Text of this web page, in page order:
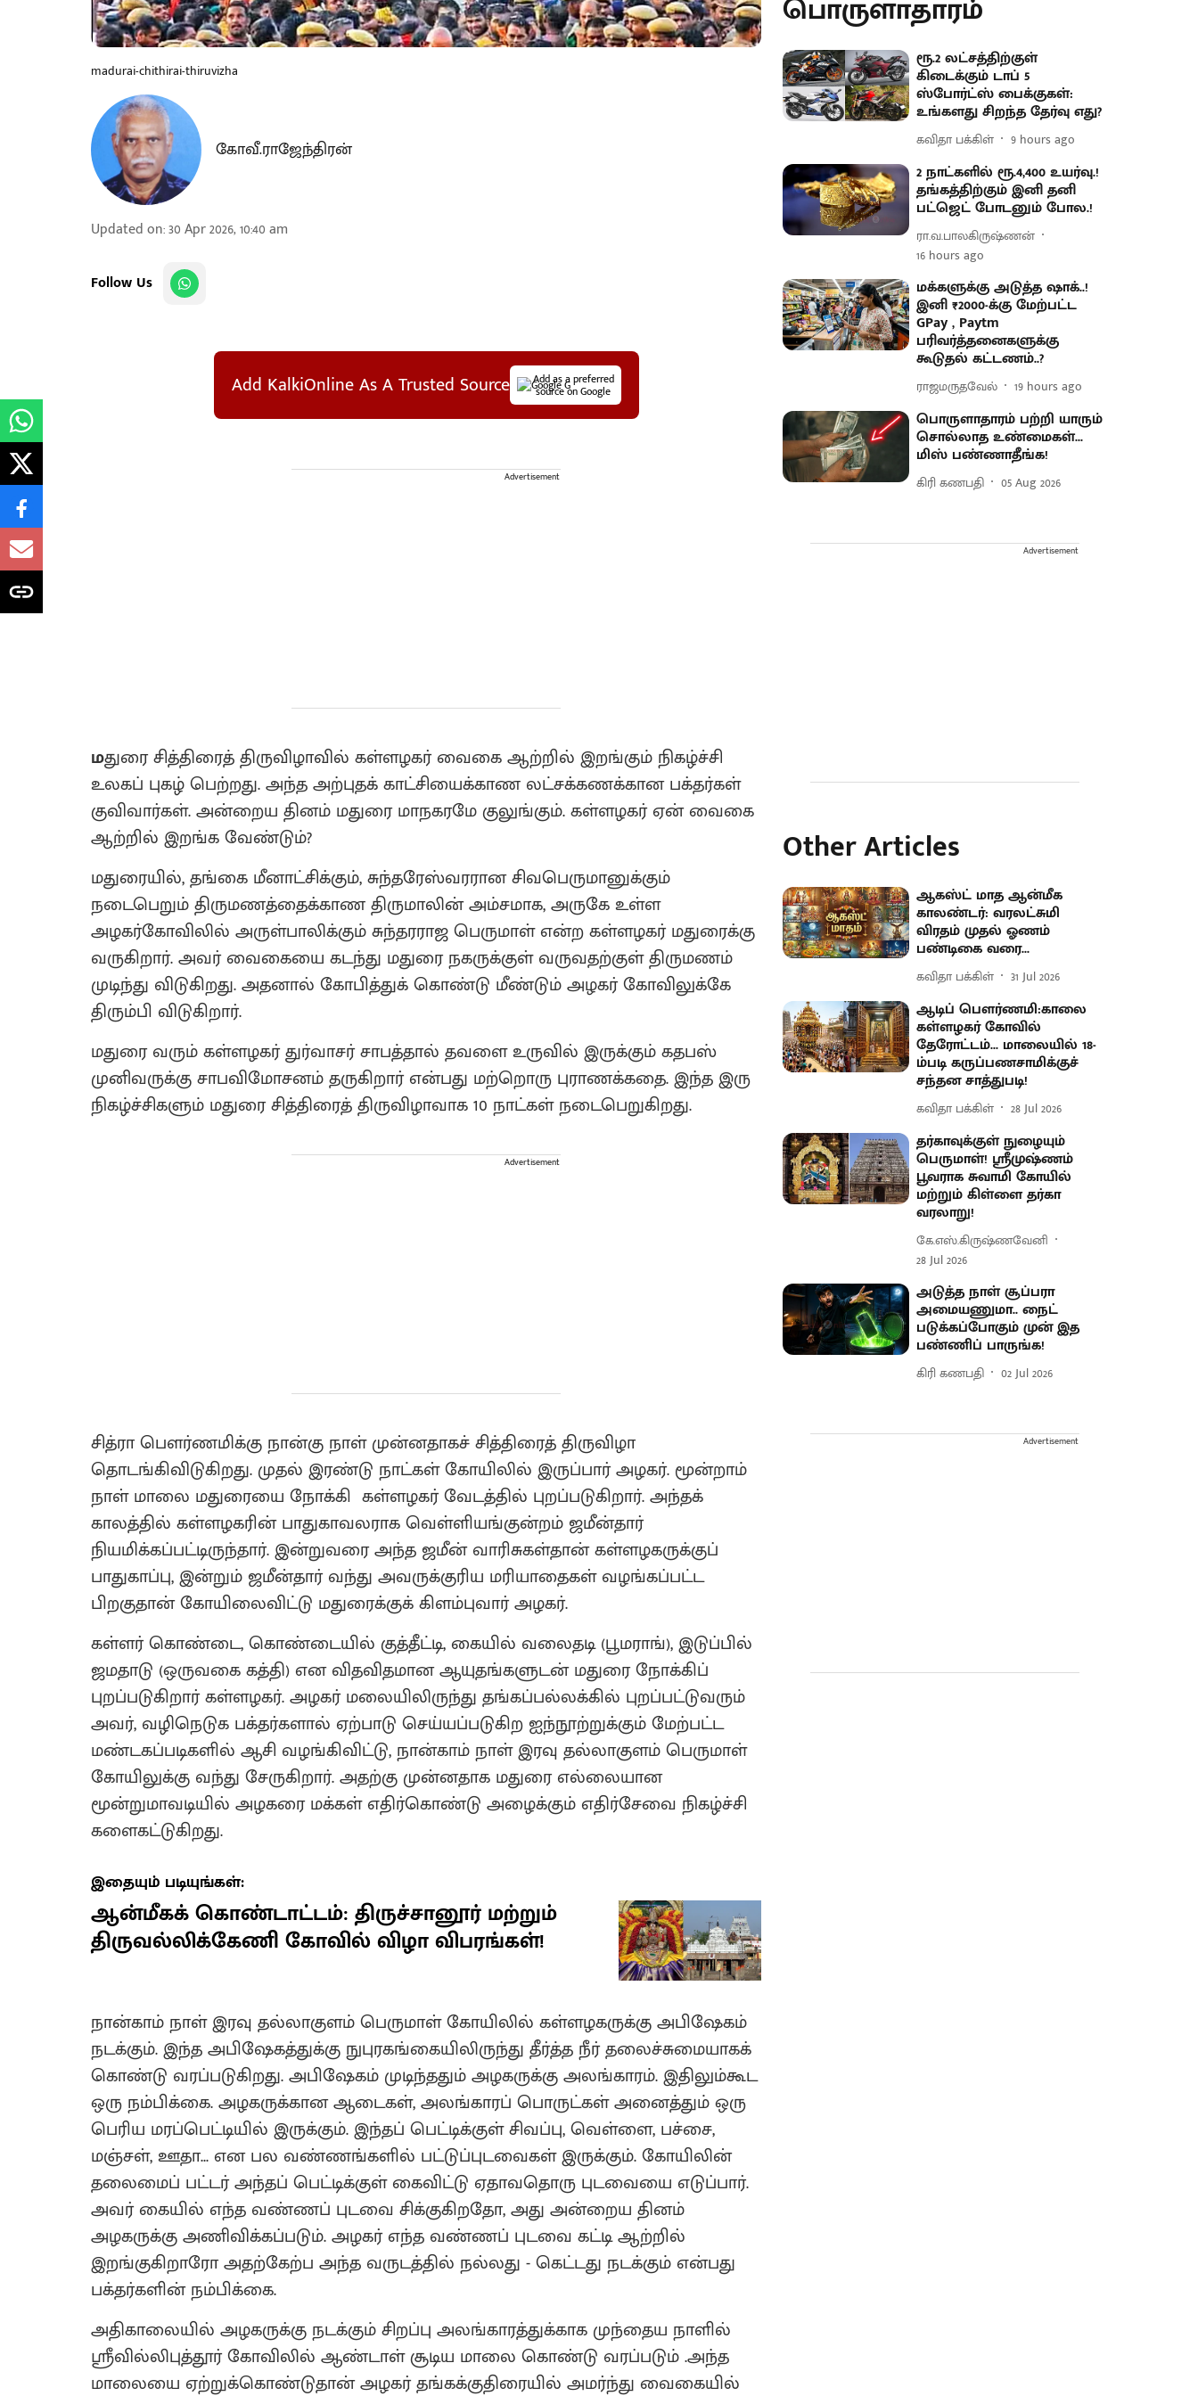
madurai-chithirai-thiruvizha
கோவீ.ராஜேந்திரன்
Updated on:30 Apr 2026, 10:40 am
Follow Us
Add KalkiOnline As A Trusted Source Add as a preferred
source on Google
Advertisement
மதுரை சித்திரைத் திருவிழாவில் கள்ளழகர் வைகை ஆற்றில் இறங்கும் நிகழ்ச்சி
உலகப் புகழ் பெற்றது. அந்த அற்புதக் காட்சியைக்காண லட்சக்கணக்கான பக்தர்கள்
குவிவார்கள். அன்றைய தினம் மதுரை மாநகரமே குலுங்கும். கள்ளழகர் ஏன் வைகை
ஆற்றில் இறங்க வேண்டும்?
மதுரையில், தங்கை மீனாட்சிக்கும், சுந்தரேஸ்வரரான சிவபெருமானுக்கும்
நடைபெறும் திருமணத்தைக்காண திருமாலின் அம்சமாக, அருகே உள்ள
அழகர்கோவிலில் அருள்பாலிக்கும் சுந்தரராஜ பெருமாள் என்ற கள்ளழகர் மதுரைக்கு
வருகிறார். அவர் வைகையை கடந்து மதுரை நகருக்குள் வருவதற்குள் திருமணம்
முடிந்து விடுகிறது. அதனால் கோபித்துக் கொண்டு மீண்டும் அழகர் கோவிலுக்கே
திரும்பி விடுகிறார்.
மதுரை வரும் கள்ளழகர் துர்வாசர் சாபத்தால் தவளை உருவில் இருக்கும் கதபஸ்
முனிவருக்கு சாபவிமோசனம் தருகிறார் என்பது மற்றொரு புராணக்கதை. இந்த இரு
நிகழ்ச்சிகளும் மதுரை சித்திரைத் திருவிழாவாக 10 நாட்கள் நடைபெறுகிறது.
Advertisement
சித்ரா பௌர்ணமிக்கு நான்கு நாள் முன்னதாகச் சித்திரைத் திருவிழா
தொடங்கிவிடுகிறது. முதல் இரண்டு நாட்கள் கோயிலில் இருப்பார் அழகர். மூன்றாம்
நாள் மாலை மதுரையை நோக்கி கள்ளழகர் வேடத்தில் புறப்படுகிறார். அந்தக்
காலத்தில் கள்ளழகரின் பாதுகாவலராக வெள்ளியங்குன்றம் ஜமீன்தார்
நியமிக்கப்பட்டிருந்தார். இன்றுவரை அந்த ஜமீன் வாரிசுகள்தான் கள்ளழகருக்குப்
பாதுகாப்பு, இன்றும் ஜமீன்தார் வந்து அவருக்குரிய மரியாதைகள் வழங்கப்பட்ட
பிறகுதான் கோயிலைவிட்டு மதுரைக்குக் கிளம்புவார் அழகர்.
கள்ளர் கொண்டை, கொண்டையில் குத்தீட்டி, கையில் வலைதடி (பூமராங்), இடுப்பில்
ஜமதாடு (ஒருவகை கத்தி) என விதவிதமான ஆயுதங்களுடன் மதுரை நோக்கிப்
புறப்படுகிறார் கள்ளழகர். அழகர் மலையிலிருந்து தங்கப்பல்லக்கில் புறப்பட்டுவரும்
அவர், வழிநெடுக பக்தர்களால் ஏற்பாடு செய்யப்படுகிற ஐந்நூற்றுக்கும் மேற்பட்ட
மண்டகப்படிகளில் ஆசி வழங்கிவிட்டு, நான்காம் நாள் இரவு தல்லாகுளம் பெருமாள்
கோயிலுக்கு வந்து சேருகிறார். அதற்கு முன்னதாக மதுரை எல்லையான
மூன்றுமாவடியில் அழகரை மக்கள் எதிர்கொண்டு அழைக்கும் எதிர்சேவை நிகழ்ச்சி
களைகட்டுகிறது.
இதையும் படியுங்கள்:
ஆன்மீகக் கொண்டாட்டம்: திருச்சானூர் மற்றும்
திருவல்லிக்கேணி கோவில் விழா விபரங்கள்!
நான்காம் நாள் இரவு தல்லாகுளம் பெருமாள் கோயிலில் கள்ளழகருக்கு அபிஷேகம்
நடக்கும். இந்த அபிஷேகத்துக்கு நுபுரகங்கையிலிருந்து தீர்த்த நீர் தலைச்சுமையாகக்
கொண்டு வரப்படுகிறது. அபிஷேகம் முடிந்ததும் அழகருக்கு அலங்காரம். இதிலும்கூட
ஒரு நம்பிக்கை. அழகருக்கான ஆடைகள், அலங்காரப் பொருட்கள் அனைத்தும் ஒரு
பெரிய மரப்பெட்டியில் இருக்கும். இந்தப் பெட்டிக்குள் சிவப்பு, வெள்ளை, பச்சை,
மஞ்சள், ஊதா... என பல வண்ணங்களில் பட்டுப்புடவைகள் இருக்கும். கோயிலின்
தலைமைப் பட்டர் அந்தப் பெட்டிக்குள் கைவிட்டு ஏதாவதொரு புடவையை எடுப்பார்.
அவர் கையில் எந்த வண்ணப் புடவை சிக்குகிறதோ, அது அன்றைய தினம்
அழகருக்கு அணிவிக்கப்படும். அழகர் எந்த வண்ணப் புடவை கட்டி ஆற்றில்
இறங்குகிறாரோ அதற்கேற்ப அந்த வருடத்தில் நல்லது - கெட்டது நடக்கும் என்பது
பக்தர்களின் நம்பிக்கை.
அதிகாலையில் அழகருக்கு நடக்கும் சிறப்பு அலங்காரத்துக்காக முந்தைய நாளில்
ஸ்ரீவில்லிபுத்தூர் கோவிலில் ஆண்டாள் சூடிய மாலை கொண்டு வரப்படும் .அந்த
மாலையை ஏற்றுக்கொண்டுதான் அழகர் தங்கக்குதிரையில் அமர்ந்து வைகையில்
பொருளாதாரம்
ரூ.2 லட்சத்திற்குள்
கிடைக்கும் டாப் 5
ஸ்போர்ட்ஸ் பைக்குகள்:
உங்களது சிறந்த தேர்வு எது?
கவிதா பக்கிள் 9 hours ago
2 நாட்களில் ரூ.4,400 உயர்வு.!
தங்கத்திற்கும் இனி தனி
பட்ஜெட் போடனும் போல.!
ரா.வ.பாலகிருஷ்ணன்
16 hours ago
மக்களுக்கு அடுத்த ஷாக்..!
இனி ₹2000-க்கு மேற்பட்ட
GPay , Paytm
பரிவர்த்தனைகளுக்கு
கூடுதல் கட்டணம்..?
ராஜமருதவேல் 19 hours ago
பொருளாதாரம் பற்றி யாரும்
சொல்லாத உண்மைகள்...
மிஸ் பண்ணாதீங்க!
கிரி கணபதி 05 Aug 2026
Advertisement
Other Articles
ஆகஸ்ட் மாத ஆன்மீக
காலண்டர்: வரலட்சுமி
விரதம் முதல் ஓணம்
பண்டிகை வரை...
கவிதா பக்கிள் 31 Jul 2026
ஆடிப் பௌர்ணமி:காலை
கள்ளழகர் கோவில்
தேரோட்டம்... மாலையில் 18-
ம்படி கருப்பணசாமிக்குச்
சந்தன சாத்துபடி!
கவிதா பக்கிள் 28 Jul 2026
தர்காவுக்குள் நுழையும்
பெருமாள்! ஸ்ரீமுஷ்ணம்
பூவராக சுவாமி கோயில்
மற்றும் கிள்ளை தர்கா
வரலாறு!
கே.எஸ்.கிருஷ்ணவேனி
28 Jul 2026
அடுத்த நாள் சூப்பரா
அமையணுமா.. நைட்
படுக்கப்போகும் முன் இத
பண்ணிப் பாருங்க!
கிரி கணபதி 02 Jul 2026
Advertisement